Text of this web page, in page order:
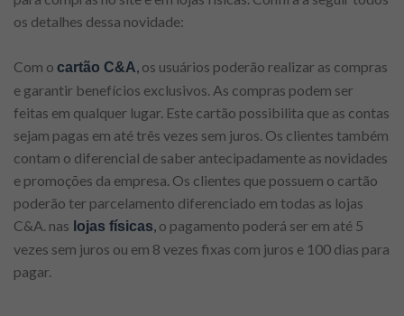
os detalhes dessa novidade:
Com o cartão C&A, os usuários poderão realizar as compras
e garantir benefícios exclusivos. As compras podem ser
feitas em qualquer lugar. Este cartão possibilita que as contas
sejam pagas em até três vezes sem juros. Os clientes também
contam o diferencial de saber antecipadamente as novidades
e promoções da empresa. Os clientes que possuem o cartão
poderão ter parcelamento diferenciado em todas as lojas
C&A. nas lojas físicas, o pagamento poderá ser em até 5
vezes sem juros ou em 8 vezes fixas com juros e 100 dias para
pagar.